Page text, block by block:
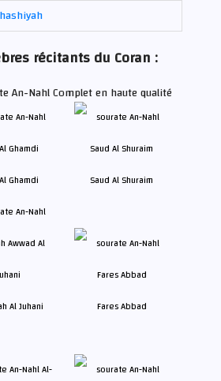
récitants du Coran :
An-Nahl Complet en haute qualité
Ghamdi Saud Al Shuraim
Al Juhani Fares Abbad